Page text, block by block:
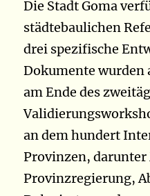
Die Stadt Goma
städtebaulichen
drei spezifische
Dokumente wurden
am Ende des
an dem hundert
Provinzen,
Provinzregierung,